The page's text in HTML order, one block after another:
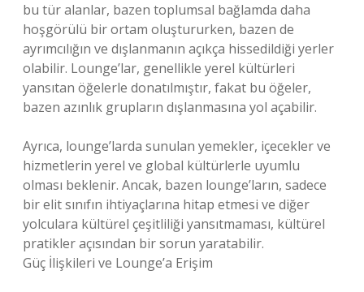
bu tür alanlar, bazen toplumsal bağlamda daha
hoşgörülü bir ortam oluştururken, bazen de
ayrımcılığın ve dışlanmanın açıkça hissedildiği yerler
olabilir. Lounge’lar, genellikle yerel kültürleri
yansıtan öğelerle donatılmıştır, fakat bu öğeler,
bazen azınlık grupların dışlanmasına yol açabilir.
Ayrıca, lounge’larda sunulan yemekler, içecekler ve
hizmetlerin yerel ve global kültürlerle uyumlu
olması beklenir. Ancak, bazen lounge’ların, sadece
bir elit sınıfın ihtiyaçlarına hitap etmesi ve diğer
yolculara kültürel çeşitliliği yansıtmaması, kültürel
pratikler açısından bir sorun yaratabilir.
Güç İlişkileri ve Lounge’a Erişim